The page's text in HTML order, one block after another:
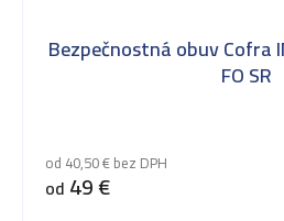
Bezpečnostná obuv Cofra
FO SR
od 40,50 € bez DPH
od 49 €